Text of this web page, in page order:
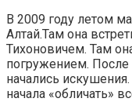
В 2009 году летом
Алтай.Там она
Тихоновичем. Там
погружением. После
начались
начала «обличать»